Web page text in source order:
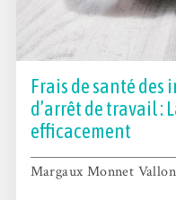
Frais de santé des
d’arrêt de travail :
efficacement
Margaux Monnet